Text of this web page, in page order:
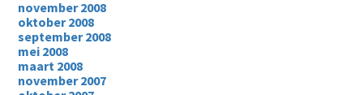
november 2008
oktober 2008
september 2008
mei 2008
maart 2008
november 2007